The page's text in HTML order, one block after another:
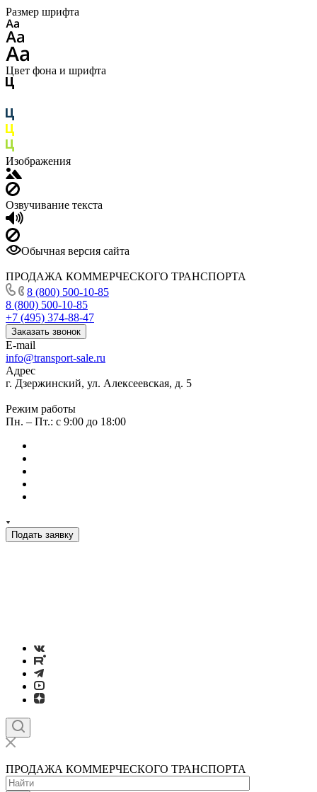
Размер шрифта
Цвет фона и шрифта
Изображения
Озвучивание текста
Обычная версия сайта
ПРОДАЖА КОММЕРЧЕСКОГО ТРАНСПОРТА
8 (800) 500-10-85
8 (800) 500-10-85
+7 (495) 374-88-47
Заказать звонок
E-mail
info@transport-sale.ru
Адрес
г. Дзержинский, ул. Алексеевская, д. 5
Режим работы
Пн. – Пт.: с 9:00 до 18:00
Подать заявку
ПРОДАЖА КОММЕРЧЕСКОГО ТРАНСПОРТА